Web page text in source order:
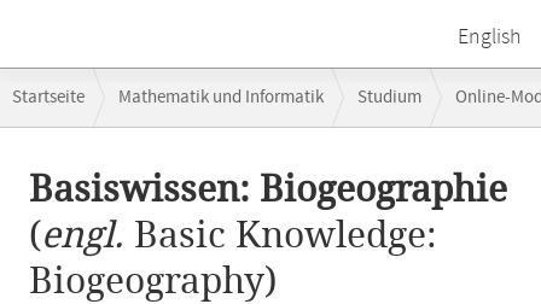
English
Navigation
Startseite Mathematik und Informatik Studium Online-
Basiswissen: Biogeographie
(engl. Basic Knowledge:
Biogeography)